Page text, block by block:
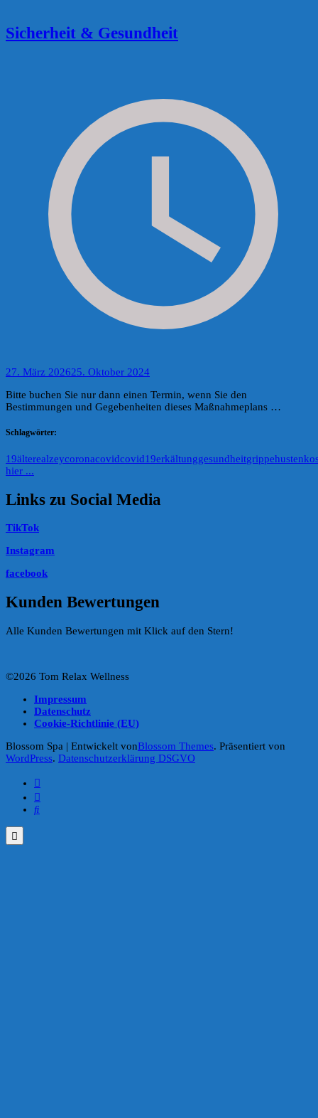
Sicherheit & Gesundheit
27. März 202625. Oktober 2024
Bitte buchen Sie nur dann einen Termin, wenn Sie den
Bestimmungen und Gegebenheiten dieses Maßnahmeplans …
Schlagwörter:
19älterealzeycoronacovidcovid19erkältunggesundheitgrippehusten
hier ...
Links zu Social Media
TikTok
Instagram
facebook
Kunden Bewertungen
Alle Kunden Bewertungen mit Klick auf den Stern!
©2026 Tom Relax Wellness
Impressum
Datenschutz
Cookie-Richtlinie (EU)
Blossom Spa | Entwickelt vonBlossom Themes. Präsentiert von
WordPress. Datenschutzerklärung DSGVO